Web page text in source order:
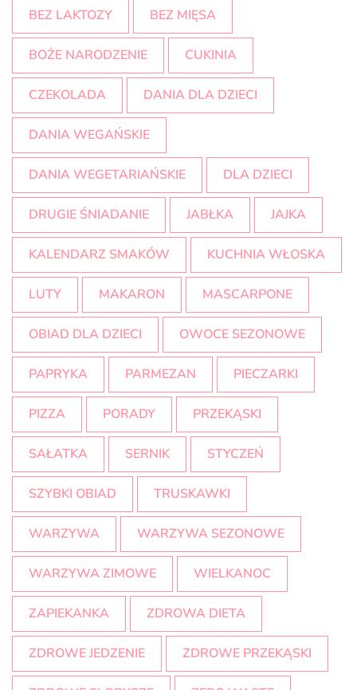
BEZ LAKTOZY BEZ MIĘSA
BOŻE NARODZENIE CUKINIA
CZEKOLADA DANIA DLA DZIECI
DANIA WEGAŃSKIE
DANIA WEGETARIAŃSKIE DLA DZIECI
DRUGIE ŚNIADANIE JABŁKA JAJKA
KALENDARZ SMAKÓW KUCHNIA WŁOSKA
LUTY MAKARON MASCARPONE
OBIAD DLA DZIECI OWOCE SEZONOWE
PAPRYKA PARMEZAN PIECZARKI
PIZZA PORADY PRZEKĄSKI
SAŁATKA SERNIK STYCZEŃ
SZYBKI OBIAD TRUSKAWKI
WARZYWA WARZYWA SEZONOWE
WARZYWA ZIMOWE WIELKANOC
ZAPIEKANKA ZDROWA DIETA
ZDROWE JEDZENIE ZDROWE PRZEKĄSKI